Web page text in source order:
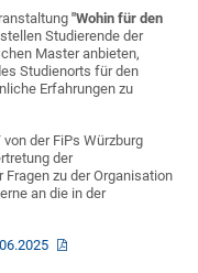
"Wohin für den
Studierende der
Master anbieten,
Studienorts für den
Erfahrungen zu
der FiPs Würzburg
der
zu der Organisation
an die in der